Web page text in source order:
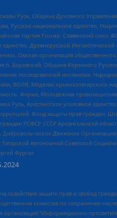
Русь, Община Духовного
Русское национальное единство,
партия России, Славянский
Древнерусской
Омская организация
Боровский, Община Коренного
последователей инглиизма,
ВОЛЯ, Меджлис крымскотатарского
Фирма, Молодежная
Русь, Арестантское уголовное
Фонд защиты прав граждан,
РСФСР СССР Архангельской
Движение
Автономной Советской
Фургал
Елизавета Витальевна, Маняхин Петр Борисович, Чуракова Ольга Владимировна, Ярош Юлия Петровна, Юридическое лицо "The Insider SIA", зарегистрированное в Риге, Латвийская Республика (дата регистрации 26.06.2015), являющееся администратором доменного имени интернет-издания "The Insider SIA", https://theins.ru, Постернак Алексей Евгеньевич, Рубин Михаил Аркадьевич, Анин Роман Александрович, Юридическое лицо Istories fonds, зарегистрированное в Латвийской Республике (регистрационный номер 50008295751, дата регистрации 24.02.2020), Великовский Дмитрий Александрович, Долинина Ирина Николаевна, Мароховская Алеся Алексеевна, Шлейнов Роман Юрьевич, Шмагун Олеся Валентиновна, Общество с ограниченной ответственностью "Альтаир 2021", Общество с ограниченной ответственностью "Вега 2021", Общество с ограниченной ответственностью "Главный редактор 2021", Общество с ограниченной ответственностью "Ромашки монолит", Важенков Артем Валерьевич, Ивановская областная общественная организация "Центр гендерных исследований", Гурман Юрий Альбертович, Медиапроект "ОВД-Инфо", Егоров Владимир Владимирович, Жилинский Владимир Александрович, Общество с ограниченной ответственностью "ЗП", Иванова София Юрьевна, Карезина Инна Павловна, Кильтау Екатерина Викторовна, Петров Алексей Викторович, Пискунов Сергей Евгеньевич, Смирнов Сергей Сергеевич, Тихонов Михаил Сергеевич, Общество с ограниченной ответственностью "ЖУРНАЛИСТ-ИНОСТРАННЫЙ АГЕНТ", Арапова Галина Юрьевна, Вольтская Татьяна Анатольевна, Американская компания "Mason G.E.S. Anonymous Foundation" (США), являющаяся владельцем интернет-издания https://mnews.world/, Компания "Stichting Bellingcat", зарегистрированная в Нидерландах (дата